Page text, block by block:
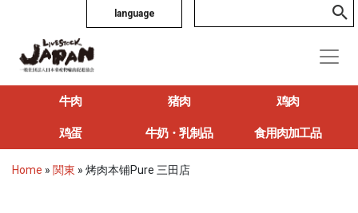
language
牛肉 猪肉 鸡肉
鸡蛋 牛奶・乳制品 食用肉加工品
Home » 関東 » 烤肉本铺Pure 三田店